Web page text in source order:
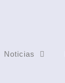
Noticias